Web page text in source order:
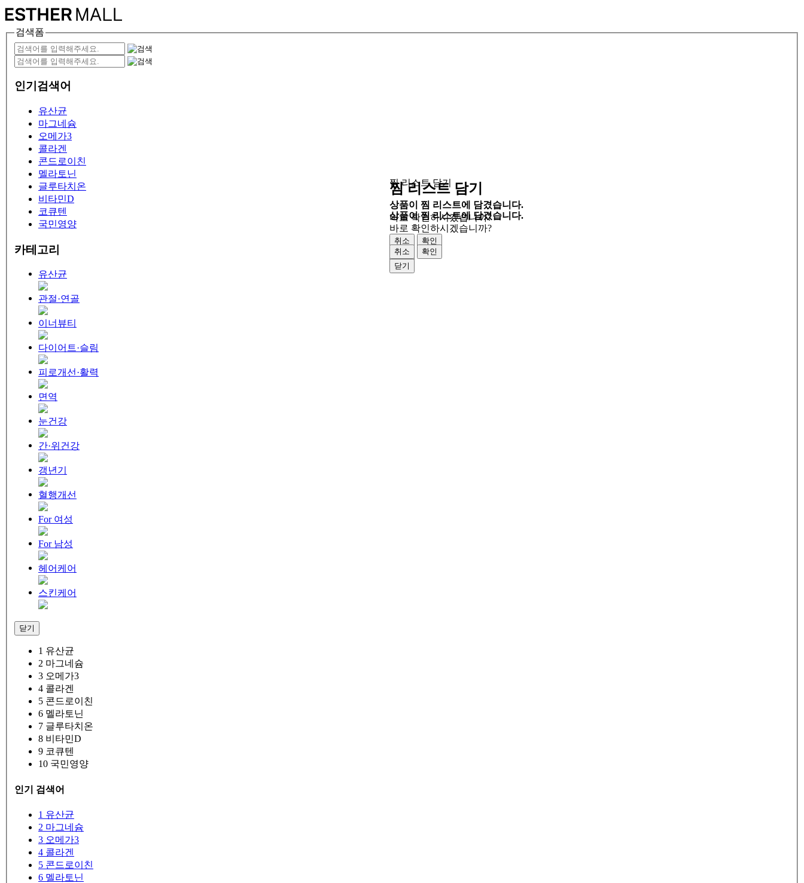
검색폼
인기검색어
유산균
마그네슘
오메가3
콜라겐
콘드로이친
멜라토닌
글루타치온
비타민D
코큐텐
국민영양
카테고리
유산균
관절·연골
이너뷰티
다이어트·슬림
피로개선·활력
면역
눈건강
간·위건강
갱년기
혈행개선
For 여성
For 남성
헤어케어
스킨케어
닫기
1 유산균
2 마그네슘
3 오메가3
4 콜라겐
5 콘드로이친
6 멜라토닌
7 글루타치온
8 비타민D
9 코큐텐
10 국민영양
인기 검색어
1 유산균
2 마그네슘
3 오메가3
4 콜라겐
5 콘드로이친
6 멜라토닌
찜 리스트 담기
상품이 찜 리스트에 담겼습니다.
바로 확인하시겠습니까?
취소
확인
닫기
찜 리스트 담기
상품이 찜 리스트에 담겼습니다.
바로 확인하시겠습니까?
취소
확인
닫기